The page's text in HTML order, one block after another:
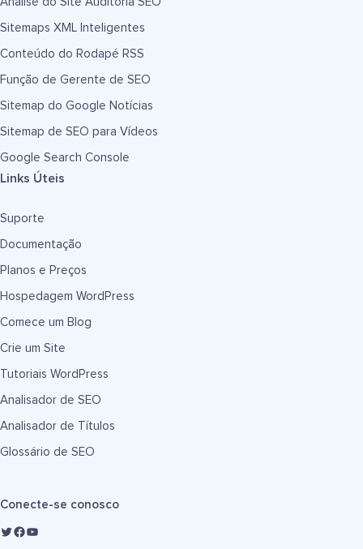
Sitemaps XML Inteligentes
Conteúdo do Rodapé RSS
Função de Gerente de SEO
Sitemap do Google Notícias
Sitemap de SEO para Vídeos
Google Search Console
Links Úteis
Suporte
Documentação
Planos e Preços
Hospedagem WordPress
Comece um Blog
Crie um Site
Tutoriais WordPress
Analisador de SEO
Analisador de Títulos
Glossário de SEO
Conecte-se conosco